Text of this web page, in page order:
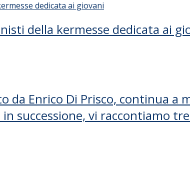
della kermesse dedicata ai
da Enrico Di Prisco, continua a
successione, vi raccontiamo